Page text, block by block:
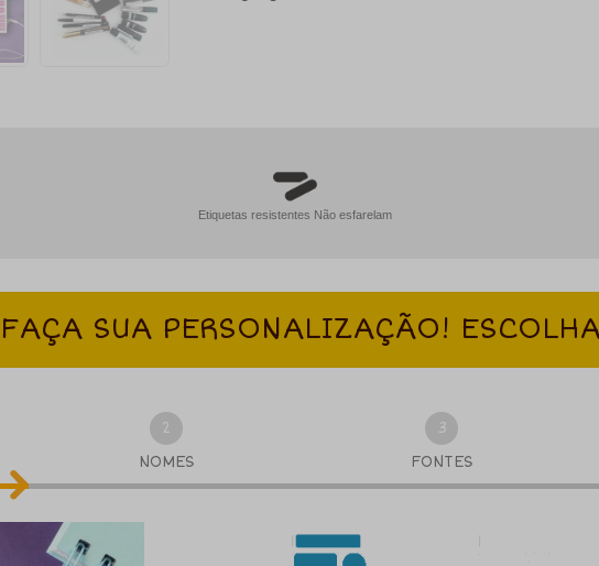
Etiquetas resistentes Não esfarelam
FAÇA SUA PERSONALIZAÇÃO!
2
NOMES
3
FONTES